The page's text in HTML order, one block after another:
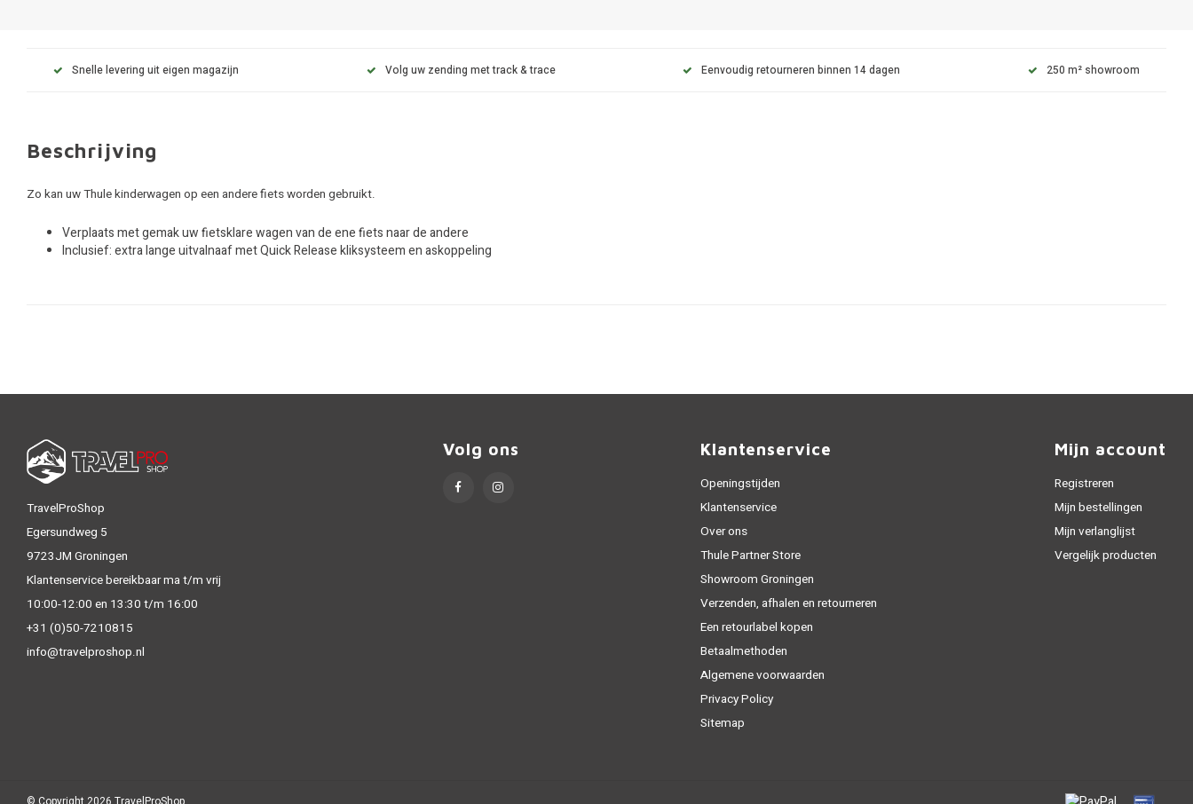
Snelle levering uit eigen magazijn Volg uw zending met track & trace Eenvoudig retourneren binnen 14 dagen 250 m² showroom
Beschrijving
Zo kan uw Thule kinderwagen op een andere fiets worden gebruikt.
Verplaats met gemak uw fietsklare wagen van de ene fiets naar de andere
Inclusief: extra lange uitvalnaaf met Quick Release kliksysteem en askoppeling
TravelProShop
Egersundweg 5
9723JM Groningen
Klantenservice bereikbaar ma t/m vrij
10:00-12:00 en 13:30 t/m 16:00
+31 (0)50-7210815
info@travelproshop.nl
Volg ons Klantenservice
Openingstijden
Klantenservice
Over ons
Thule Partner Store
Showroom Groningen
Verzenden, afhalen en retourneren
Een retourlabel kopen
Betaalmethoden
Algemene voorwaarden
Privacy Policy
Sitemap
Mijn account
Registreren
Mijn bestellingen
Mijn verlanglijst
Vergelijk producten